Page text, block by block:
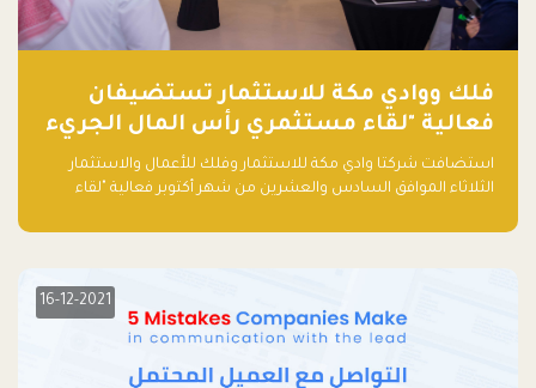
فلك ووادي مكة للاستثمار تستضيفان
فعالية "لقاء مستثمري رأس المال الجريء
في المنطقة"
استضافت شركتا وادي مكة للاستثمار وفلك للأعمال والاستثمار
الثلاثاء الموافق السادس والعشرين من شهر أكتوبر فعالية "لقاء
مشاركاً من أبرز صناديق رأس المال الجريء وممثلي المؤسسات
16-12-2021